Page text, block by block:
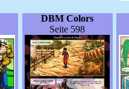
DBM Colors
Seite 598